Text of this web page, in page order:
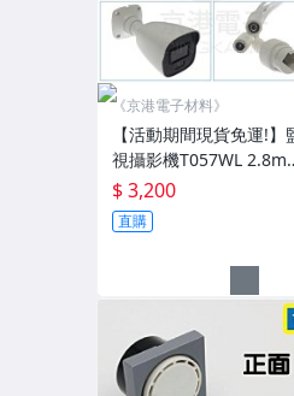
《京港電子材料》
【活動期間現貨免運!】
視攝影機T057WL
2MP (再加送變壓器
V/1A) 含稅價
$ 3,200
直購